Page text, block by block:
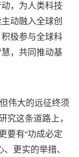
，为人类科技
动融入全球创
极参与全球科
，共同推动基
伟大的远征终须
究这条道路上，
要有“功成必定
更实的举措、